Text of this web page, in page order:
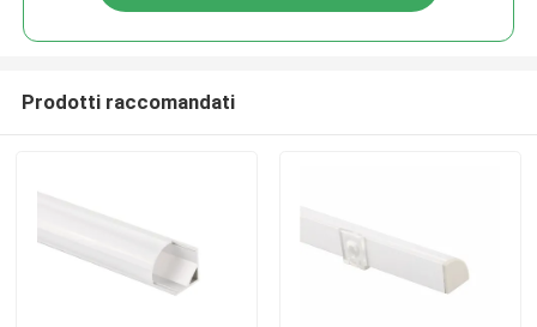
Prodotti raccomandati